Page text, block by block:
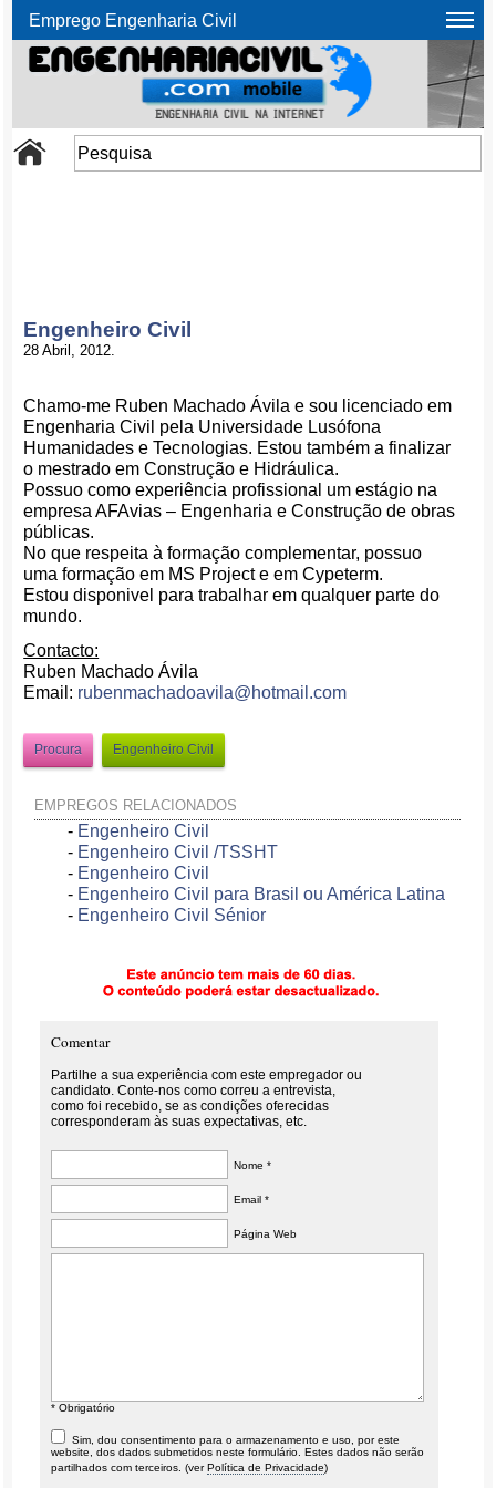
Emprego Engenharia Civil
Engenheiro Civil
28 Abril, 2012.
Chamo-me Ruben Machado Ávila e sou licenciado em
Engenharia Civil pela Universidade Lusófona
Humanidades e Tecnologias. Estou também a finalizar
o mestrado em Construção e Hidráulica.
Possuo como experiência profissional um estágio na
empresa AFAvias – Engenharia e Construção de obras
públicas.
No que respeita à formação complementar, possuo
uma formação em MS Project e em Cypeterm.
Estou disponivel para trabalhar em qualquer parte do
mundo.
Contacto:
Ruben Machado Ávila
Email: rubenmachadoavila@hotmail.com
Procura Engenheiro Civil
EMPREGOS RELACIONADOS
- Engenheiro Civil
- Engenheiro Civil /TSSHT
- Engenheiro Civil
- Engenheiro Civil para Brasil ou América Latina
- Engenheiro Civil Sénior
Comentar
Partilhe a sua experiência com este empregador ou
candidato. Conte-nos como correu a entrevista,
como foi recebido, se as condições oferecidas
corresponderam às suas expectativas, etc.
Nome *
Email *
Página Web
* Obrigatório
Sim, dou consentimento para o armazenamento e uso, por este
website, dos dados submetidos neste formulário. Estes dados não serão
partilhados com terceiros. (verPolítica de Privacidade)